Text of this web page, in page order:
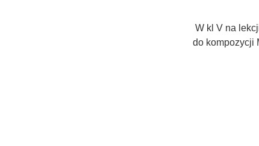
W kl V na
do kompozycji